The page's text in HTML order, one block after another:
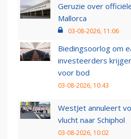
Geruzie over
Mallorca
03-08-2026, 11:06
Biedingsoorlog om
investeerders
voor bod
03-08-2026, 10:43
WestJet annuleert
vlucht naar Schiphol
03-08-2026, 10:02